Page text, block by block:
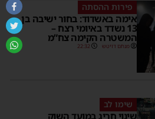
פירות ההסתה
אימה באשדוד: בחור ישיבה בן
13 נשדד באיומי רצח –
המשטרה הקימה צח”מ
מנחם דויטש 22:32
שימו לב
שינוי חריג במועד השוק